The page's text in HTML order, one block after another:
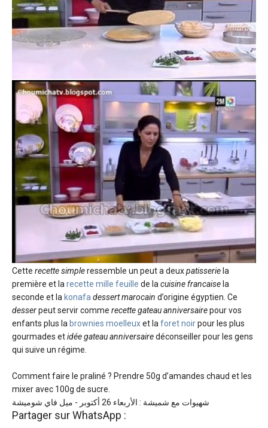
Cette recette simpleressemble un peut a deuxpatisserie la
première et larecette mille feuille de lacuisine francaise la
seconde et la konafadessert marocain d’origine égyptien. Ce
desserpeut servir comme recette gateau anniversairepour vos
enfants plus la brownies moelleuxet laforet noirpour les plus
gourmades etidée gateau anniversairedéconseiller pour les gens
qui suive un régime.
Comment faire le praliné ? Prendre 50g d’amandes chaud et les
mixer avec 100g de sucre.
شهيوات مع شميشة : الأربعاء 26 أكتوبر - ميل فاي شوميشة
Partager sur WhatsApp :